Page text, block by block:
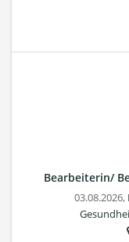
Bearbeiterin/
03.08.2026,